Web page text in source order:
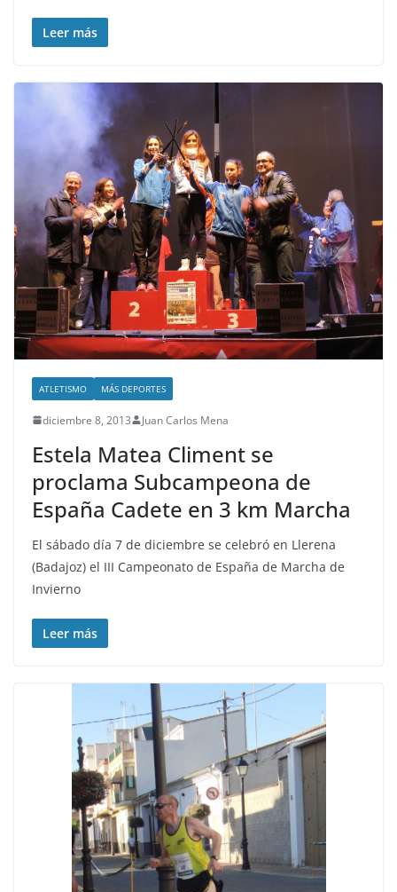
Leer más
ATLETISMO MÁS DEPORTES
diciembre 8, 2013 Juan Carlos Mena
Estela Matea Climent se
proclama Subcampeona de
España Cadete en 3 km Marcha
El sábado día 7 de diciembre se celebró en Llerena
(Badajoz) el III Campeonato de España de Marcha de
Invierno
Leer más